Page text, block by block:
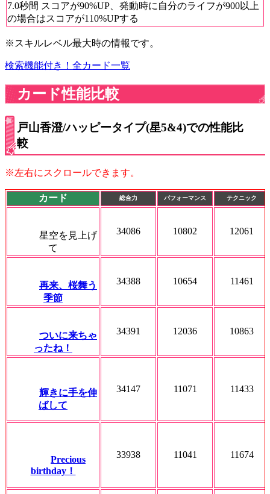
7.0秒間 スコアが90%UP、発動時に自分のライフが900以上
の場合はスコアが110%UPする
※スキルレベル最大時の情報です。
検索機能付き！全カード一覧
カード性能比較
戸山香澄/ハッピータイプ(星5&4)での性能比
較
※左右にスクロールできます。
カード 総合力 パフォーマンス テクニック
星空を見上げ
て
34086 10802 12061
再来、桜舞う
季節
34388 10654 11461
ついに来ちゃ
ったね！
34391 12036 10863
輝きに手を伸
ばして
34147 11071 11433
Precious
birthday！
33938 11041 11674